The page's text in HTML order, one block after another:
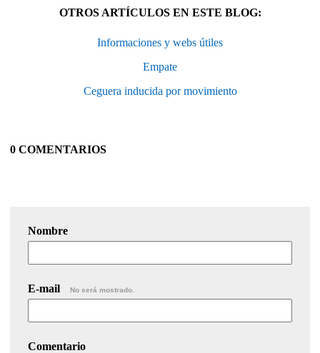
OTROS ARTÍCULOS EN ESTE BLOG:
Informaciones y webs útiles
Empate
Ceguera inducida por movimiento
0 COMENTARIOS
Nombre
E-mail No será mostrado.
Comentario